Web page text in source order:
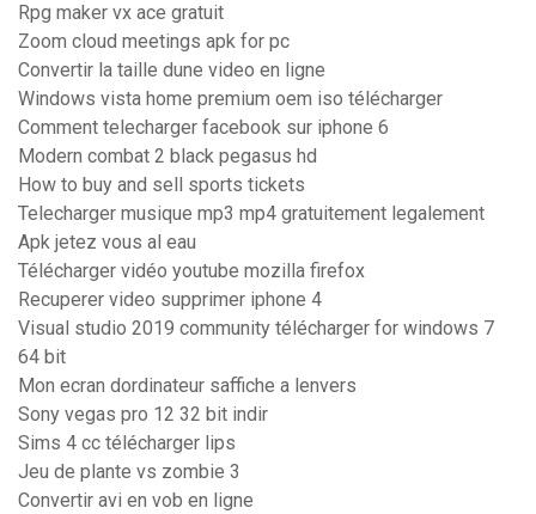
Rpg maker vx ace gratuit
Zoom cloud meetings apk for pc
Convertir la taille dune video en ligne
Windows vista home premium oem iso télécharger
Comment telecharger facebook sur iphone 6
Modern combat 2 black pegasus hd
How to buy and sell sports tickets
Telecharger musique mp3 mp4 gratuitement legalement
Apk jetez vous al eau
Télécharger vidéo youtube mozilla firefox
Recuperer video supprimer iphone 4
Visual studio 2019 community télécharger for windows 7
64 bit
Mon ecran dordinateur saffiche a lenvers
Sony vegas pro 12 32 bit indir
Sims 4 cc télécharger lips
Jeu de plante vs zombie 3
Convertir avi en vob en ligne